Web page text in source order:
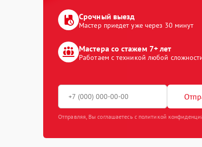
Срочный выезд
Мастер приедет уже через 30 минут
Мастера со стажем 7+ лет
Работаем с техникой любой
Отправляя, Вы соглашаетесь с политикой